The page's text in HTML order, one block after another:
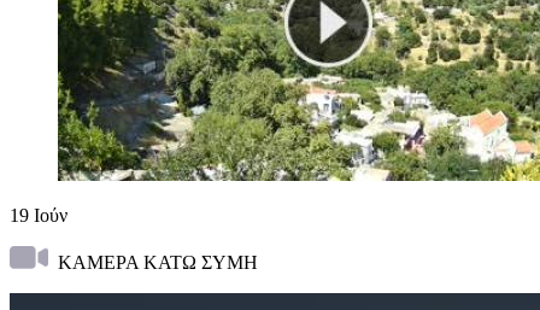
19 Ιούν
ΚΑΜΕΡΑ ΚΑΤΩ ΣΥΜΗ